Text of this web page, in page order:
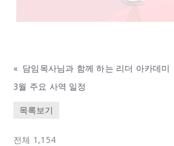
« 담임목사님과 함께 하는 리더 아카데미
3월 주요 사역 일정
목록보기
전체 1,154